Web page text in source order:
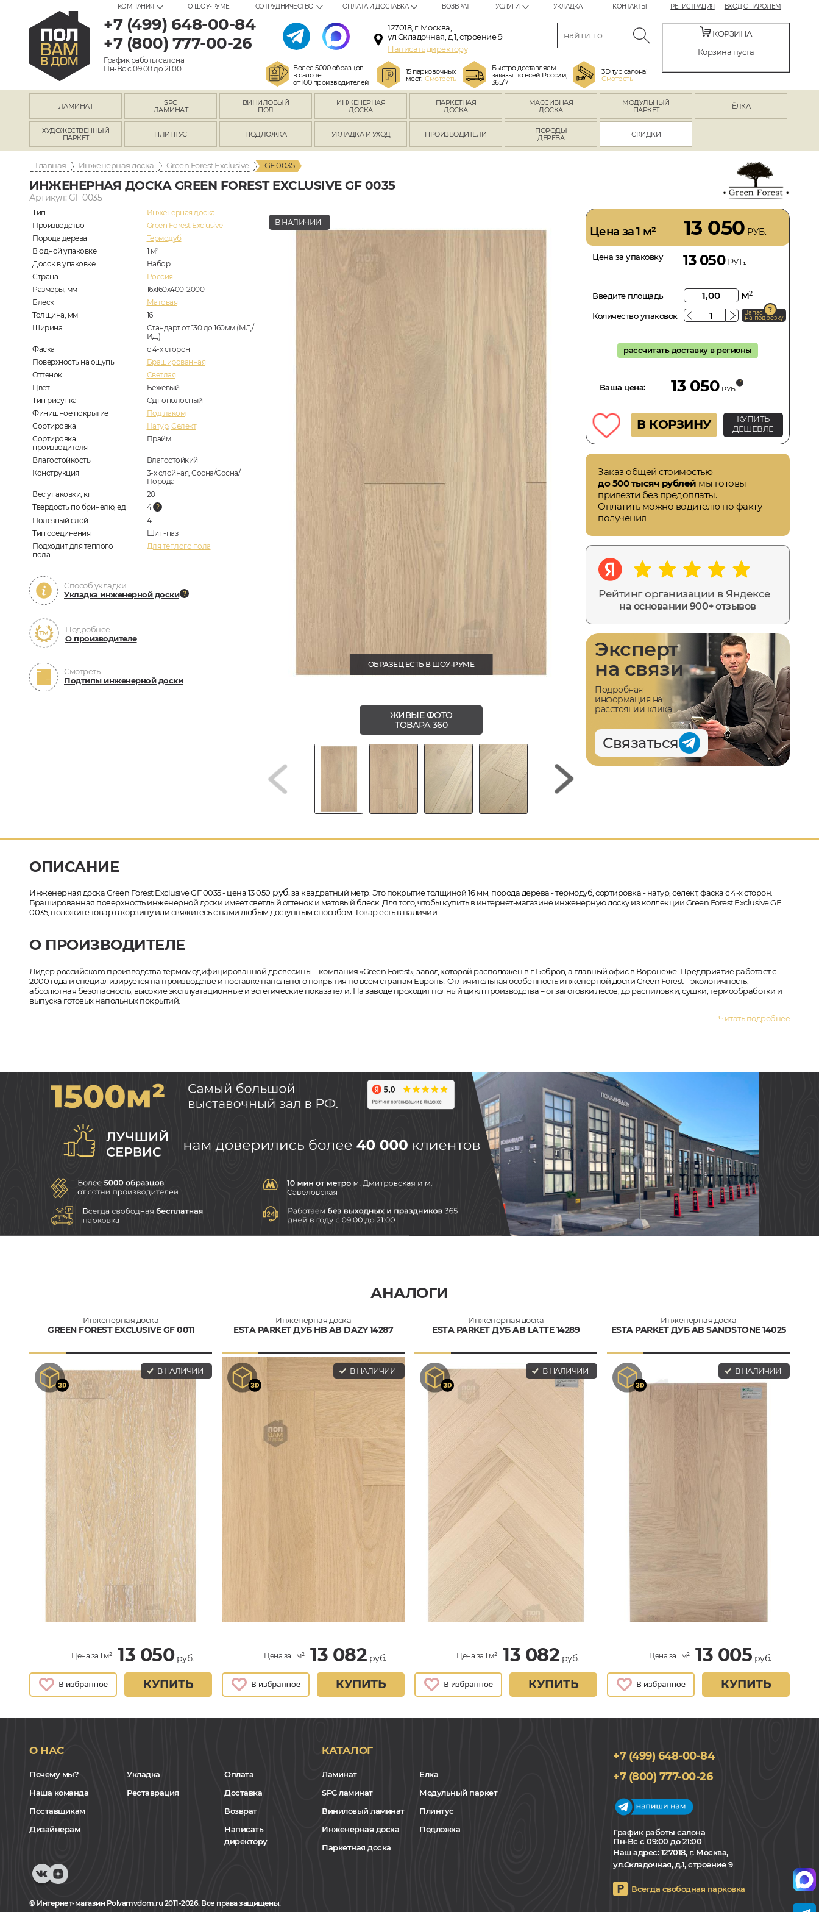
РЕГИСТРАЦИЯ ВХОД С ПАРОЛЕМ
КОМПАНИЯ О ШОУ-РУМЕ СОТРУДНИЧЕСТВО ОПЛАТА И ДОСТАВКА ВОЗВРАТ УСЛУГИ УКЛАДКА КОНТАКТЫ
+7 (499) 648-00-84
+7 (800) 777-00-26
График работы салона
Пн-Вс с 09:00 до 21:00
127018, г. Москва,
ул.Складочная, д.1, строение 9
Написать директору
Более 5000 образцов
в салоне
от 100 производителей
15 парковочных
мест.Смотреть
Быстро доставляем
заказы по всей России,
365/7
3D тур салона!
Смотреть
КОРЗИНА
Корзина пуста
ЛАМИНАТ
SPC
ЛАМИНАТ
ВИНИЛОВЫЙ
ПОЛ
ИНЖЕНЕРНАЯ
ДОСКА
ПАРКЕТНАЯ
ДОСКА
МАССИВНАЯ
ДОСКА
МОДУЛЬНЫЙ
ПАРКЕТ
ЁЛКА
ХУДОЖЕСТВЕННЫЙ
ПАРКЕТ
ПЛИНТУС ПОДЛОЖКА УКЛАДКА И УХОД ПРОИЗВОДИТЕЛИ
ПОРОДЫ
ДЕРЕВА
СКИДКИ
Главная Инженерная доска Green Forest Exclusive GF 0035
ИНЖЕНЕРНАЯ ДОСКА GREEN FOREST EXCLUSIVE GF 0035
Артикул: GF 0035
Тип
Инженерная доска
Производство
Green Forest Exclusive
Порода дерева
Термодуб
В одной упаковке
1 м2
Досок в упаковке
Набор
Страна
Россия
Размеры, мм
16х160х400-2000
Блеск
Матовая
Толщина, мм
16
Ширина
Стандарт от 130 до 160мм (МД/
ИД)
Фаска
с 4-х сторон
Поверхность на ощупь
Брашированная
Оттенок
Светлая
Цвет
Бежевый
Тип рисунка
Однополосный
Финишное покрытие
Под лаком
Сортировка
Натур, Селект
Сортировка
производителя
Прайм
Влагостойкость
Влагостойкий
Конструкция
3-х слойная, Сосна/Сосна/
Порода
Вес упаковки, кг
20
Твердость по бринелю, ед
4
Полезный слой
4
Тип соединения
Шип-паз
Подходит для теплого
пола
Для теплого пола
Способ укладки
Укладка инженерной доски
Подробнее
О производителе
Смотреть
Подтипы инженерной доски
В НАЛИЧИИ
ОБРАЗЕЦ ЕСТЬ В ШОУ-РУМЕ
ЖИВЫЕ ФОТО
ТОВАРА 360
Цена за 1 м² 13 050 РУБ.
Цена за упаковку 13 050РУБ.
Введите площадь м2
Количество упаковок Запас
на подрезку
рассчитать доставку в регионы
Ваша цена: 13 050 РУБ.
В КОРЗИНУ
КУПИТЬ
ДЕШЕВЛЕ
Заказ общей стоимостью
до 500 тысяч рублей мы готовы
привезти без предоплаты.
Оплатить можно водителю по факту
получения
Рейтинг организации в Яндексе
на основании 900+ отзывов
Эксперт
на связи
Подробная
информация на
расстоянии клика
Связаться
ОПИСАНИЕ
Инженерная доска Green Forest Exclusive GF 0035 - цена 13 050 руб.за квадратный метр. Это покрытие толщиной 16 мм, порода дерева - термодуб, сортировка - натур, селект, фаска с 4-х сторон.
Брашированная поверхность инженерной доски имеет светлый оттенок и матовый блеск. Для того, чтобы купить в интернет-магазине инженерную доску из коллекции Green Forest Exclusive GF
0035, положите товар в корзину или свяжитесь с нами любым доступным способом. Товар есть в наличии.
О ПРОИЗВОДИТЕЛЕ
Лидер российского производства термомодифицированной древесины – компания «Green Forest», завод которой расположен в г. Бобров, а главный офис в Воронеже. Предприятие работает с
2000 года и специализируется на производстве и поставке напольного покрытия по всем странам Европы. Отличительная особенность инженерной доски Green Forest – экологичность,
абсолютная безопасность, высокие эксплуатационные и эстетические показатели. На заводе проходит полный цикл производства – от заготовки лесов, до распиловки, сушки, термообработки и
выпуска готовых напольных покрытий.
Читать подробнее
АНАЛОГИ
Инженерная доска
GREEN FOREST EXCLUSIVE GF 0011
В НАЛИЧИИ
Цена за 1 м² 13 050руб.
КУПИТЬ
Инженерная доска
ESTA PARKET ДУБ HB AB DAZY 14287
В НАЛИЧИИ
Цена за 1 м² 13 082 руб.
КУПИТЬ
Инженерная доска
ESTA PARKET ДУБ AB LATTE 14289
В НАЛИЧИИ
Цена за 1 м² 13 082 руб.
КУПИТЬ
Инженерная доска
ESTA PARKET ДУБ AB SANDSTONE 14025
В НАЛИЧИИ
Цена за 1 м² 13 005 руб.
КУПИТЬ
О НАС
Почему мы?
Наша команда
Поставщикам
Дизайнерам
Укладка
Реставрация
Оплата
Доставка
Возврат
Написать
директору
КАТАЛОГ
Ламинат
SPC ламинат
Виниловый ламинат
Инженерная доска
Паркетная доска
Елка
Модульный паркет
Плинтус
Подложка
+7 (499) 648-00-84
+7 (800) 777-00-26
График работы салона
Пн-Вс с 09:00 до 21:00
Наш адрес:127018, г. Москва,
ул.Складочная, д.1, строение 9
Всегда свободная парковка
© Интернет-магазин Polvamvdom.ru 2011-2026. Все права защищены.